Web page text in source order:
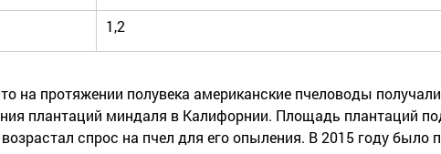
1,2
на протяжении полувека американские пчеловоды
плантаций миндаля в Калифорнии. Площадь плантаций
спрос на пчел для его опыления. В 2015 году было